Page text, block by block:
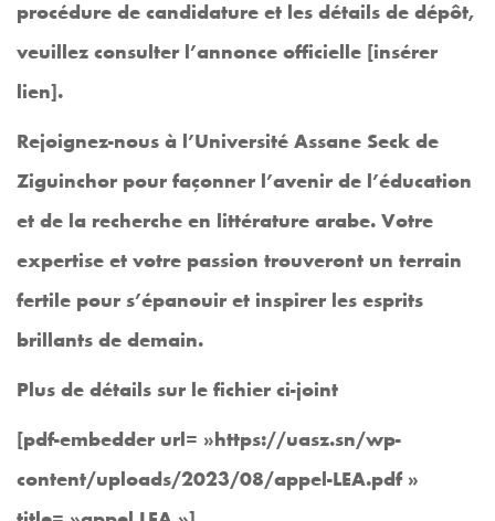
procédure de candidature et les détails de dépôt,
veuillez consulter l’annonce officielle [insérer
lien].
Rejoignez-nous à l’Université Assane Seck de
Ziguinchor pour façonner l’avenir de l’éducation
et de la recherche en littérature arabe. Votre
expertise et votre passion trouveront un terrain
fertile pour s’épanouir et inspirer les esprits
brillants de demain.
Plus de détails sur le fichier ci-joint
[pdf-embedder url= »https://uasz.sn/wp-
content/uploads/2023/08/appel-LEA.pdf »